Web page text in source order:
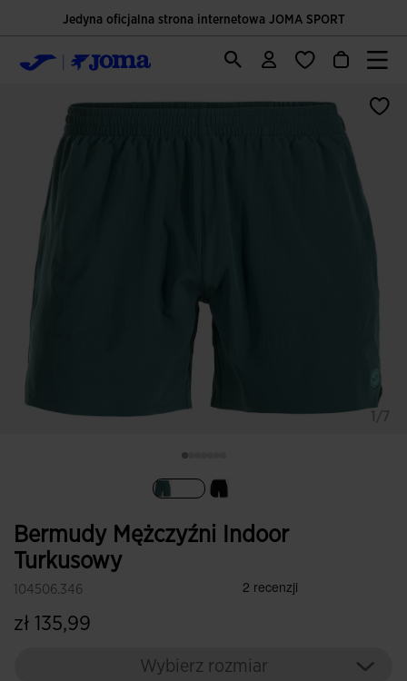
Jedyna oficjalna strona internetowa JOMA SPORT
Bermudy Mężczyźni Indoor
Turkusowy
104506.346
zł 135,99
Wybierz rozmiar